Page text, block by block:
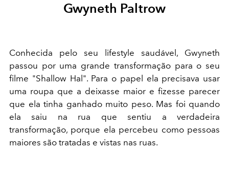
Gwyneth Paltrow
Conhecida pelo seu lifestyle saudável, Gwyneth
passou por uma grande transformação para o seu
filme "Shallow Hal". Para o papel ela precisava usar
uma roupa que a deixasse maior e fizesse parecer
que ela tinha ganhado muito peso. Mas foi quando
ela saiu na rua que sentiu a verdadeira
transformação, porque ela percebeu como pessoas
maiores são tratadas e vistas nas ruas.